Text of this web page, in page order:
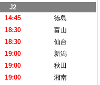
J2
14:45
徳島
18:30
富山
18:30
仙台
19:00
新潟
19:00
秋田
19:00
湘南